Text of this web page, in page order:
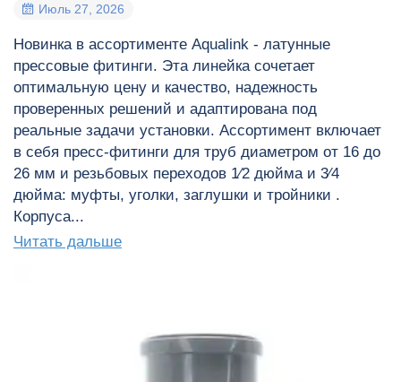
Июль 27, 2026
Новинка в ассортименте Aqualink - латунные
прессовые фитинги. Эта линейка сочетает
оптимальную цену и качество, надежность
проверенных решений и адаптирована под
реальные задачи установки. Ассортимент включает
в себя пресс-фитинги для труб диаметром от 16 до
26 мм и резьбовых переходов 1⁄2 дюйма и 3⁄4
дюйма: муфты, уголки, заглушки и тройники .
Корпуса...
Читать дальше